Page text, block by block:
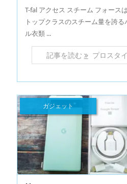
T-fal アクセス スチーム フォース
トップクラスのスチーム量を誇る
ル衣類 ...
記事を読む プロスタ
ガジェット